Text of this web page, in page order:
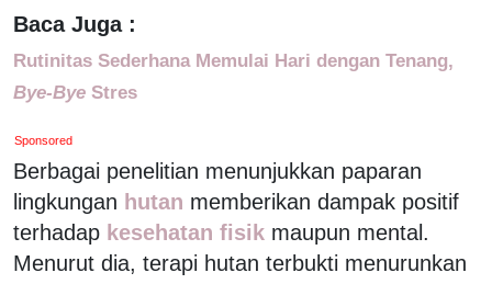
Baca Juga :
Rutinitas Sederhana Memulai Hari dengan Tenang,
Bye-Bye Stres
Sponsored
Berbagai penelitian menunjukkan paparan
lingkungan hutan memberikan dampak positif
terhadap kesehatan fisik maupun mental.
Menurut dia, terapi hutan terbukti menurunkan